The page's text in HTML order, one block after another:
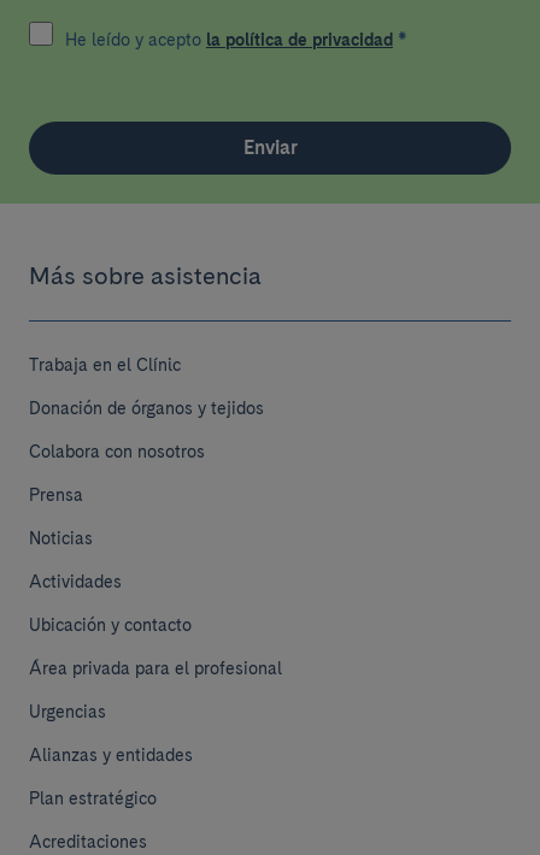
He leído y acepto la política de privacidad *
Enviar
Más sobre asistencia
Trabaja en el Clínic
Donación de órganos y tejidos
Colabora con nosotros
Prensa
Noticias
Actividades
Ubicación y contacto
Área privada para el profesional
Urgencias
Alianzas y entidades
Plan estratégico
Acreditaciones